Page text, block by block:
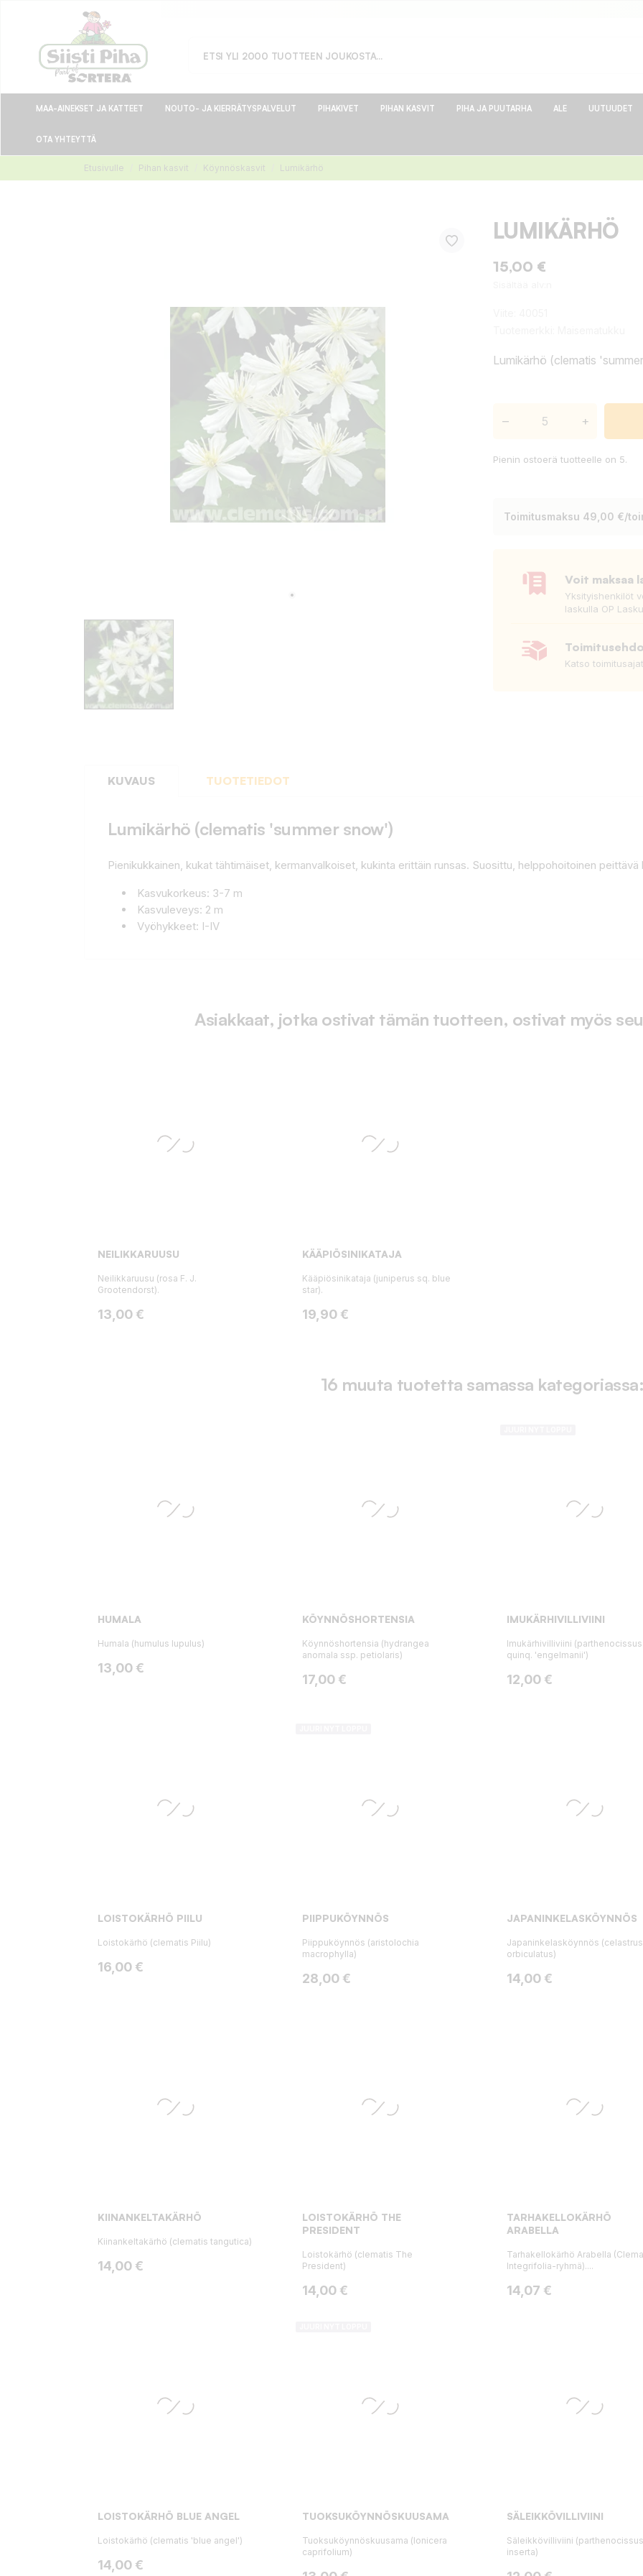
MAA-AINEKSET JA KATTEET NOUTO- JA KIERRÄTYSPALVELUT PIHAKIVET PIHAN KASVIT PIHA JA PUUTARHA ALE UUTUUDET
OTA YHTEYTTÄ
Etusivulle Pihan kasvit Köynnöskasvit Lumikärhö
LUMIKÄRHÖ
15,00 €
Lumikärhö (clematis
– +
Pienin ostoerä tuotteelle on 5.
Toimitusmaksu 49,00 €/
Voit maksaa
Yksityishenkilöt
laskulla OP
Katso
KUVAUS TUOTETIEDOT
Lumikärhö (clematis 'summer snow')
Pienikukkainen, kukat tähtimäiset, kermanvalkoiset, kukinta erittäin runsas. Suosittu, helppohoitoinen
Kasvukorkeus: 3-7 m
Kasvuleveys: 2 m
Vyöhykkeet: I-IV
Asiakkaat, jotka ostivat tämän tuotteen, ostivat myös
NEILIKKARUUSU
Neilikkaruusu (rosa F. J.
Grootendorst).
Hinta
13,00 €
KÄÄPIÖSINIKATAJA
Kääpiösinikataja (juniperus sq. blue
star).
Hinta
19,90 €
16 muuta tuotetta samassa
HUMALA
Humala (humulus lupulus)
Hinta
13,00 €
KÖYNNÖSHORTENSIA
Köynnöshortensia (hydrangea
anomala ssp. petiolaris)
Hinta
17,00 €
IMUKÄRHIVILLIVIINI
Imukärhivilliviini (parthenocissus
quinq. 'engelmanii')
Hinta
12,00 €
LOISTOKÄRHÖ PIILU
Loistokärhö (clematis Piilu)
Hinta
16,00 €
PIIPPUKÖYNNÖS
Piippuköynnös (aristolochia
macrophylla)
Hinta
28,00 €
JAPANINKELASKÖYNNÖS
Japaninkelasköynnös (celastrus
orbiculatus)
Hinta
14,00 €
KIINANKELTAKÄRHÖ
Kiinankeltakärhö (clematis tangutica)
Hinta
14,00 €
LOISTOKÄRHÖ THE
PRESIDENT
Loistokärhö (clematis The
President)
Hinta
14,00 €
TARHAKELLOKÄRHÖ
ARABELLA
Tarhakellokärhö Arabella
Integrifolia-ryhmä)....
Hinta
14,07 €
LOISTOKÄRHÖ BLUE ANGEL
Loistokärhö (clematis 'blue angel')
Hinta
14,00 €
TUOKSUKÖYNNÖSKUUSAMA
Tuoksuköynnöskuusama (lonicera
caprifolium)
SÄLEIKKÖVILLIVIINI
Säleikkövilliviini (parthenocissus
inserta)